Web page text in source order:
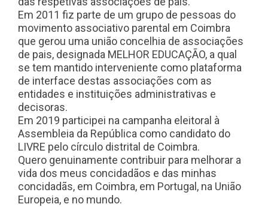
Em 2011 fiz parte de um grupo de pessoas do
movimento associativo parental em Coimbra
que gerou uma união concelhia de associações
de pais, designada MELHOR EDUCAÇÃO, a qual
se tem mantido interveniente como plataforma
de interface destas associações com as
entidades e instituições administrativas e
decisoras.
Em 2019 participei na campanha eleitoral à
Assembleia da República como candidato do
LIVRE pelo círculo distrital de Coimbra.
Quero genuinamente contribuir para melhorar a
vida dos meus concidadãos e das minhas
concidadãs, em Coimbra, em Portugal, na União
Europeia, e no mundo.